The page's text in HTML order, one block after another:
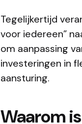
Tegelijkertijd
voor iedereen”
om aanpassing
investeringen in
aansturing.
Waarom